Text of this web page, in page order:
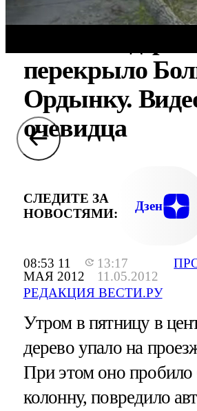
08:53 11
МАЯ 2012
13:17
11.05.2012
РЕДАКЦИЯ ВЕСТИ.РУ
перекрыло
Ордынку.
очевидца
СЛЕДИТЕ ЗА
НОВОСТЯМИ:
Дзен
Утром в пятницу в
дерево упало на
При этом оно
колонну, повредило